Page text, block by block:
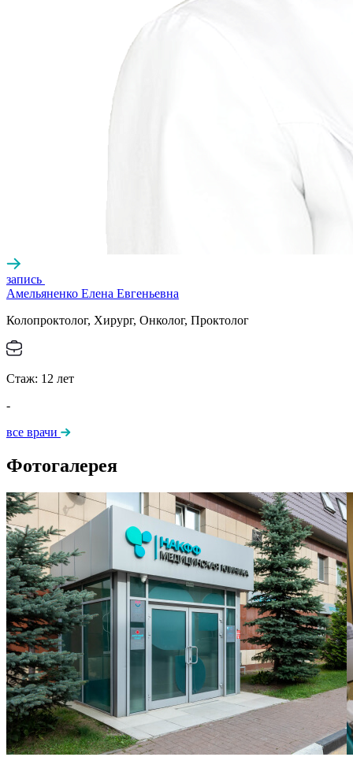
запись
Амельяненко Елена Евгеньевна
Колопроктолог, Хирург, Онколог, Проктолог
Стаж: 12 лет
-
все врачи
Фотогалерея